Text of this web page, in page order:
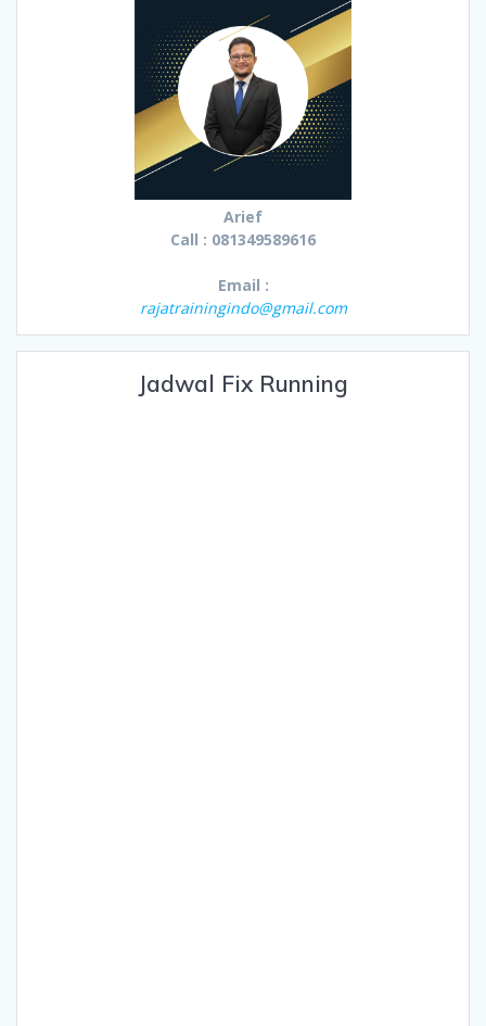
Arief
Call : 081349589616
Email :
rajatrainingindo@gmail.com
Jadwal Fix Running